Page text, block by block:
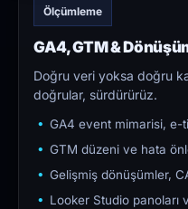
Ölçümleme
GA4, GTM &
Doğru veri yoksa doğru
doğrular, sürdürürüz.
GA4 event mimarisi, e-
GTM düzeni ve hata
Gelişmiş dönüşümler,
Looker Studio panoları